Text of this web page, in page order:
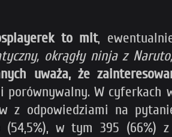
to mit,
okrągły ninja z
uważa, że
porównywalny. W cyferkach
odpowiedziami na pytanie
(54,5%), w tym 395 (66%) z